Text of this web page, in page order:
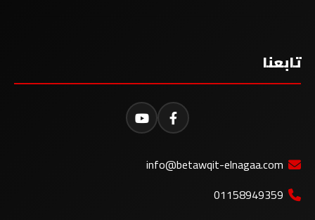
تابعنا
info@betawqit-elnagaa.com
01158949359